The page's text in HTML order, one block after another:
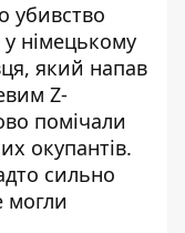
убивство
у німецькому
який напав
Z-
помічали
окупантів.
сильно
могли